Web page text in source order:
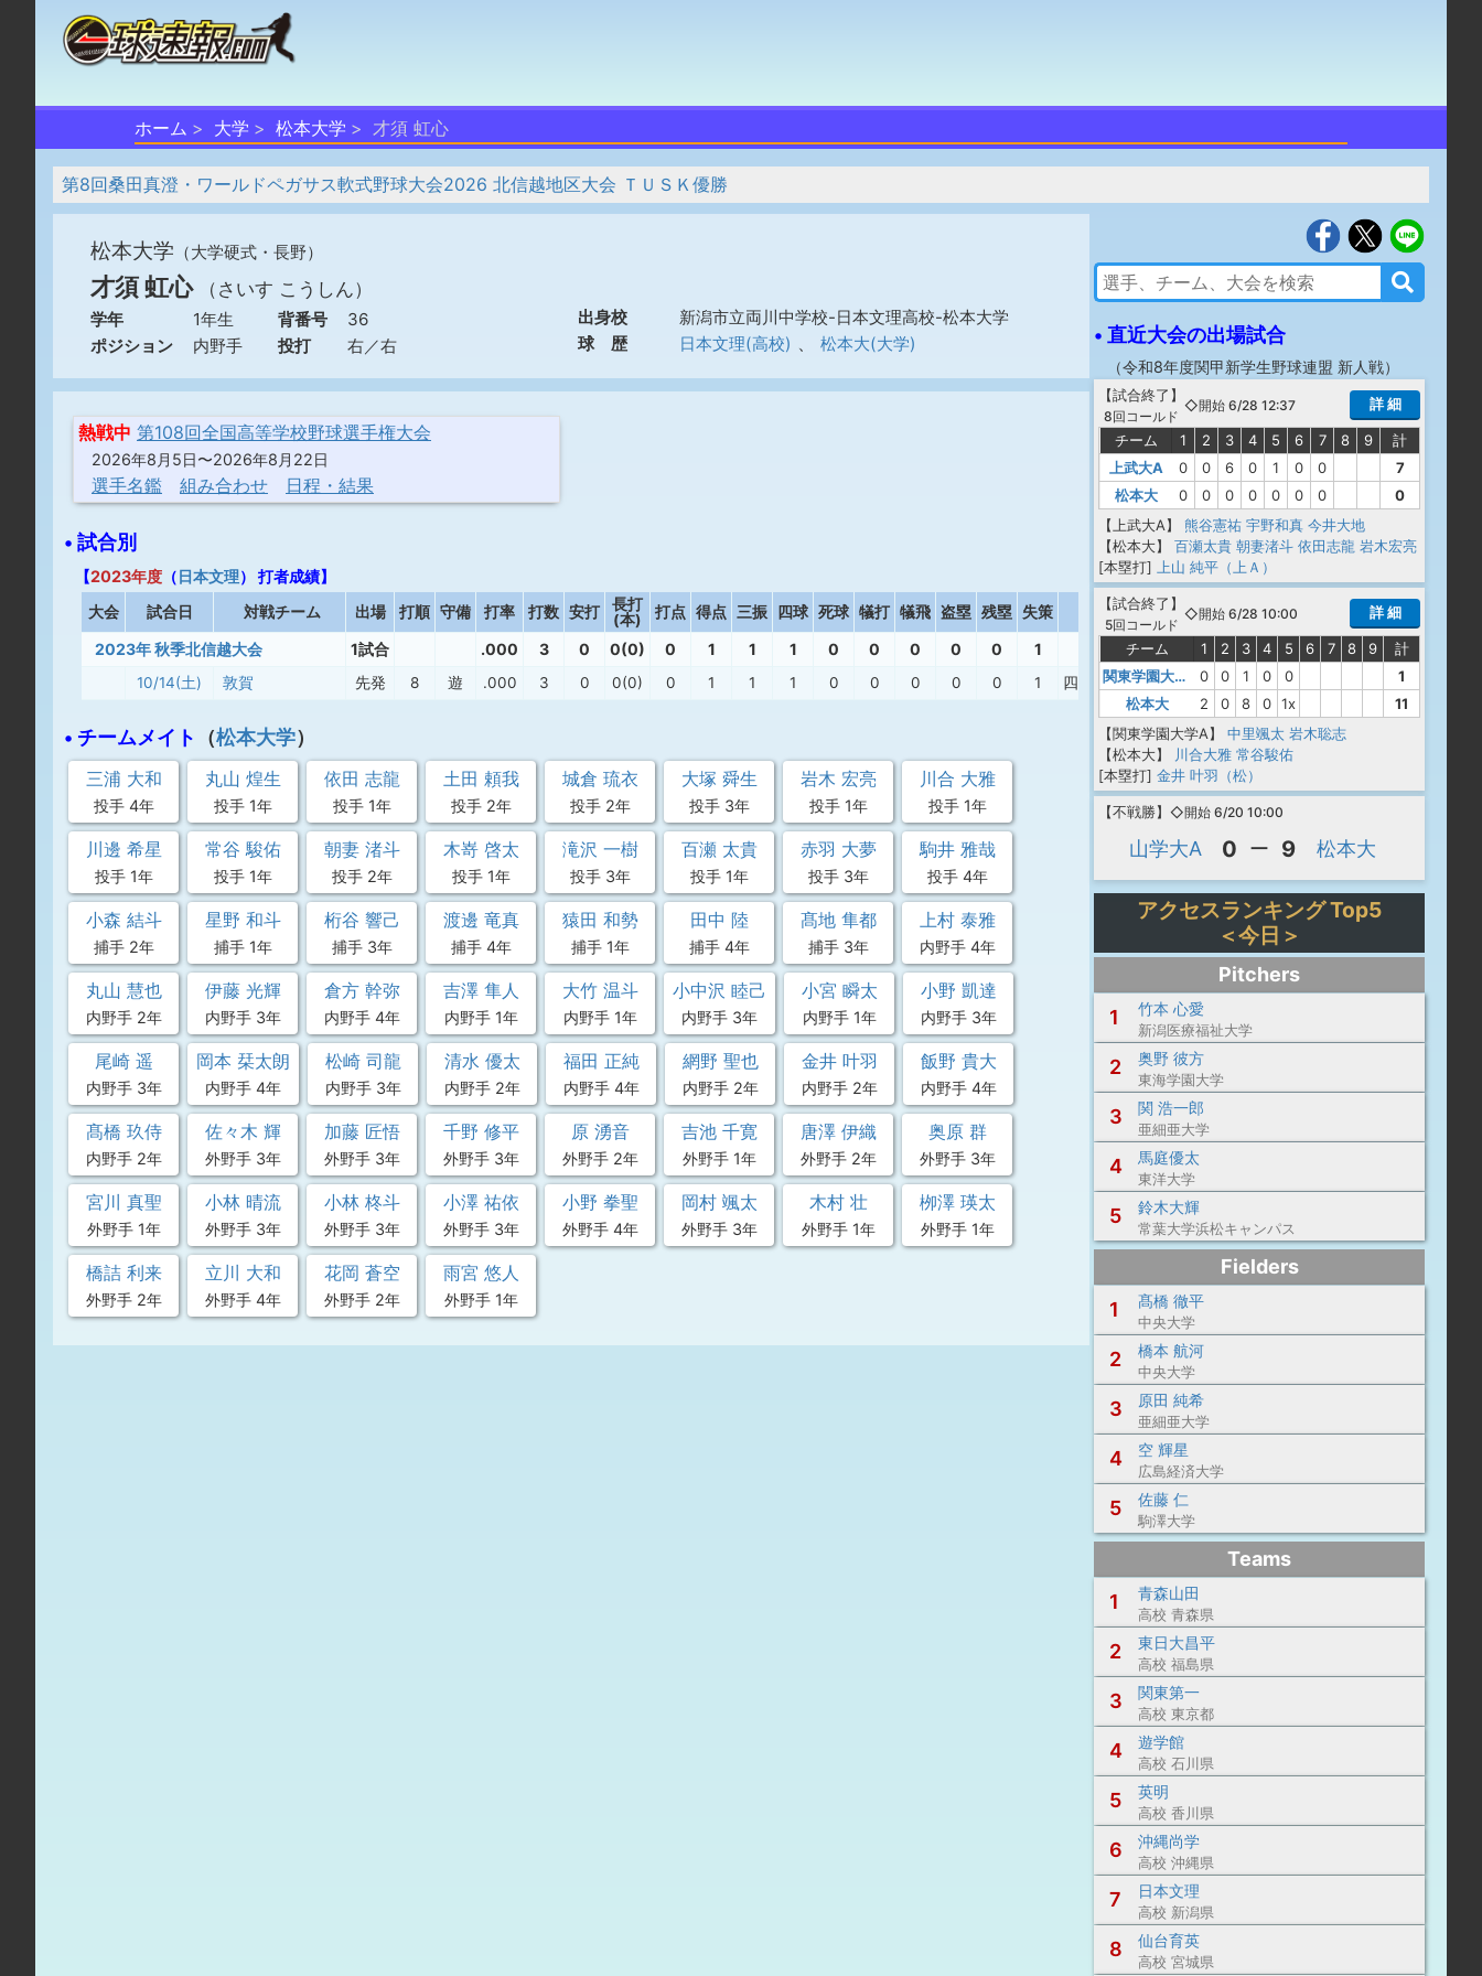
ホーム 大学 松本大学 才須 虹心
第8回桑田真澄・ワールドペガサス軟式野球大会2026 北信越地区大会 ＴＵＳＫ優勝
松本大学 （大学硬式・長野）
才須 虹心 （さいす こうしん）
学年 1年生 背番号
36
ポジション
内野手 投打 右／右
出身校
新潟市立両川中学校-日本文理高校-松本大学
球 歴
日本文理(高校) 、 松本大(大学)
熱戦中 第108回全国高等学校野球選手権大会
2026年8月5日〜2026年8月22日
選手名鑑 組み合わせ 日程・結果
• 試合別
【2023年度 （日本文理） 打者成績】
大会 試合日 対戦チーム 出場 打順 守備 打率 打数 安打
長打
(本)
打点 得点 三振 四球 死球 犠打 犠飛 盗塁 残塁 失策 打撃結果
2023年 秋季北信越大会 1試合 .000 3 0 0(0) 0 1 1 1 0 0 0 0 0 1
10/14(土) 敦賀 先発 8 遊 .000 3 0 0(0) 0 1 1 1 0 0 0 0 0 1 四球 、三振、三失、捕併
• チームメイト （松本大学）
三浦 大和
投手 4年
丸山 煌生
投手 1年
依田 志龍
投手 1年
土田 頼我
投手 2年
城倉 琉衣
投手 2年
大塚 舜生
投手 3年
岩木 宏亮
投手 1年
川合 大雅
投手 1年
川邊 希星
投手 1年
常谷 駿佑
投手 1年
朝妻 渚斗
投手 2年
木嵜 啓太
投手 1年
滝沢 一樹
投手 3年
百瀬 太貴
投手 1年
赤羽 大夢
投手 3年
駒井 雅哉
投手 4年
小森 結斗
捕手 2年
星野 和斗
捕手 1年
桁谷 響己
捕手 3年
渡邊 竜真
捕手 4年
猿田 和勢
捕手 1年
田中 陸
捕手 4年
髙地 隼都
捕手 3年
上村 泰雅
内野手 4年
丸山 慧也
内野手 2年
伊藤 光輝
内野手 3年
倉方 幹弥
内野手 4年
吉澤 隼人
内野手 1年
大竹 温斗
内野手 1年
小中沢 睦己
内野手 3年
小宮 瞬太
内野手 1年
小野 凱達
内野手 3年
尾崎 遥
内野手 3年
岡本 栞太朗
内野手 4年
松崎 司龍
内野手 3年
清水 優太
内野手 2年
福田 正純
内野手 4年
網野 聖也
内野手 2年
金井 叶羽
内野手 2年
飯野 貴大
内野手 4年
髙橋 玖侍
内野手 2年
佐々木 輝
外野手 3年
加藤 匠悟
外野手 3年
千野 修平
外野手 3年
原 湧音
外野手 2年
吉池 千寛
外野手 1年
唐澤 伊織
外野手 2年
奥原 群
外野手 3年
宮川 真聖
外野手 1年
小林 晴流
外野手 3年
小林 柊斗
外野手 3年
小澤 祐依
外野手 3年
小野 拳聖
外野手 4年
岡村 颯太
外野手 3年
木村 壮
外野手 1年
栁澤 瑛太
外野手 1年
橋詰 利来
外野手 2年
立川 大和
外野手 4年
花岡 蒼空
外野手 2年
雨宮 悠人
外野手 1年
• 直近大会の出場試合
（令和8年度関甲新学生野球連盟 新人戦）
【試合終了 】
8回コールド
◇開始 6/28 12:37 詳 細
チーム 1 2 3 4 5 6 7 8 9
計
上武大A
0 0 6 0 1 0 0
7
松本大
0 0 0 0 0 0 0
0
【上武大A】
熊谷憲祐 宇野和真 今井大地
【松本大】
百瀬太貴 朝妻渚斗 依田志龍 岩木宏亮
[本塁打]
上山 純平（上Ａ）
【試合終了 】
5回コールド
◇開始 6/28 10:00 詳 細
チーム 1 2 3 4 5 6 7 8 9
計
関東学園大学A
0 0 1 0 0
1
松本大
2 0 8 0 1x
11
【関東学園大学A】
中里颯太 岩木聡志
【松本大】
川合大雅 常谷駿佑
[本塁打] 金井 叶羽（松）
【不戦勝】 ◇開始 6/20 10:00
山学大A 0 ー 9 松本大
アクセスランキング Top5
＜今日＞
Pitchers
1
竹本 心愛
新潟医療福祉大学
2 奥野 彼方
東海学園大学
3 関 浩一郎
亜細亜大学
4 馬庭優太
東洋大学
5 鈴木大輝
常葉大学浜松キャンパス
Fielders
1
髙橋 徹平
中央大学
2 橋本 航河
中央大学
3 原田 純希
亜細亜大学
4 空 輝星
広島経済大学
5 佐藤 仁
駒澤大学
Teams
1
青森山田
高校 青森県
2 東日大昌平
高校 福島県
3 関東第一
高校 東京都
4 遊学館
高校 石川県
5 英明
高校 香川県
6 沖縄尚学
高校 沖縄県
7 日本文理
高校 新潟県
8 仙台育英
高校 宮城県